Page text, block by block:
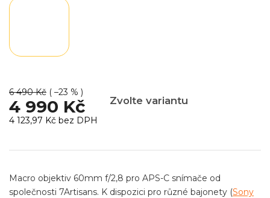
6 490 Kč ( –23 % )
4 990 Kč Zvolte variantu
4 123,97 Kč bez DPH
cena:
Macro objektiv 60mm f/2,8 pro APS-C snímače od
společnosti 7Artisans. K dispozici pro různé bajonety (Sony